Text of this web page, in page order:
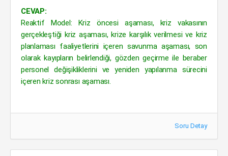
CEVAP:
Reaktif Model: Kriz öncesi aşaması, kriz vakasının
gerçekleştiği kriz aşaması, krize karşılık verilmesi ve kriz
planlaması faaliyetlerini içeren savunma aşaması, son
olarak kayıpların belirlendiği, gözden geçirme ile beraber
personel değişikliklerini ve yeniden yapılanma sürecini
içeren kriz sonrası aşaması.
Soru Detay